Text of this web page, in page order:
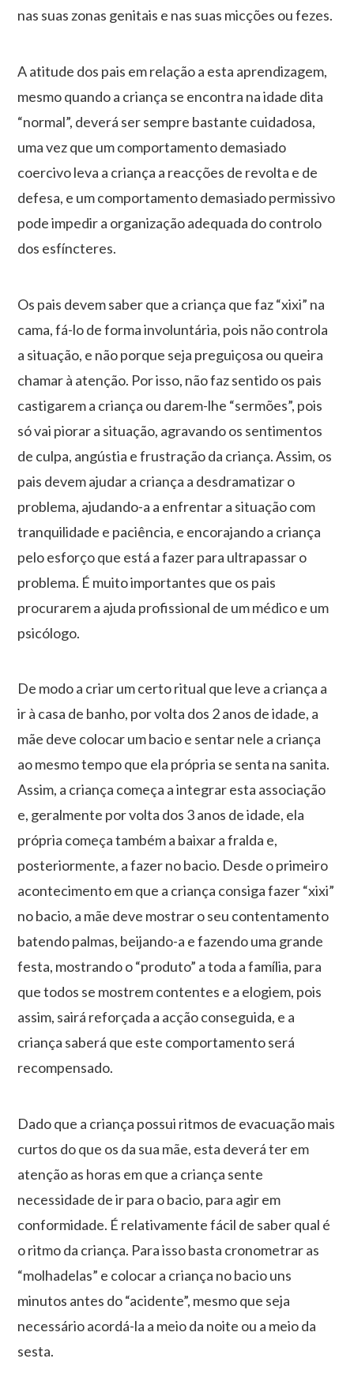
nas suas zonas genitais e nas suas micções ou fezes.
A atitude dos pais em relação a esta aprendizagem,
mesmo quando a criança se encontra na idade dita
“normal”, deverá ser sempre bastante cuidadosa,
uma vez que um comportamento demasiado
coercivo leva a criança a reacções de revolta e de
defesa, e um comportamento demasiado permissivo
pode impedir a organização adequada do controlo
dos esfíncteres.
Os pais devem saber que a criança que faz “xixi” na
cama, fá-lo de forma involuntária, pois não controla
a situação, e não porque seja preguiçosa ou queira
chamar à atenção. Por isso, não faz sentido os pais
castigarem a criança ou darem-lhe “sermões”, pois
só vai piorar a situação, agravando os sentimentos
de culpa, angústia e frustração da criança. Assim, os
pais devem ajudar a criança a desdramatizar o
problema, ajudando-a a enfrentar a situação com
tranquilidade e paciência, e encorajando a criança
pelo esforço que está a fazer para ultrapassar o
problema. É muito importantes que os pais
procurarem a ajuda profissional de um médico e um
psicólogo.
De modo a criar um certo ritual que leve a criança a
ir à casa de banho, por volta dos 2 anos de idade, a
mãe deve colocar um bacio e sentar nele a criança
ao mesmo tempo que ela própria se senta na sanita.
Assim, a criança começa a integrar esta associação
e, geralmente por volta dos 3 anos de idade, ela
própria começa também a baixar a fralda e,
posteriormente, a fazer no bacio. Desde o primeiro
acontecimento em que a criança consiga fazer “xixi”
no bacio, a mãe deve mostrar o seu contentamento
batendo palmas, beijando-a e fazendo uma grande
festa, mostrando o “produto” a toda a família, para
que todos se mostrem contentes e a elogiem, pois
assim, sairá reforçada a acção conseguida, e a
criança saberá que este comportamento será
recompensado.
Dado que a criança possui ritmos de evacuação mais
curtos do que os da sua mãe, esta deverá ter em
atenção as horas em que a criança sente
necessidade de ir para o bacio, para agir em
conformidade. É relativamente fácil de saber qual é
o ritmo da criança. Para isso basta cronometrar as
“molhadelas” e colocar a criança no bacio uns
minutos antes do “acidente”, mesmo que seja
necessário acordá-la a meio da noite ou a meio da
sesta.